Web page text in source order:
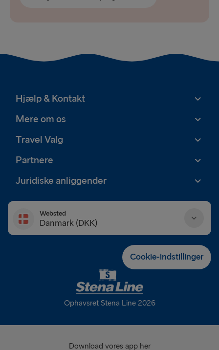
Hjælp & Kontakt
Mere om os
Travel Valg
Partnere
Juridiske anliggender
Websted
Danmark (DKK)
France (EUR)
Cookie-indstillinger
Ophavsret Stena Line 2026
Download vores app her